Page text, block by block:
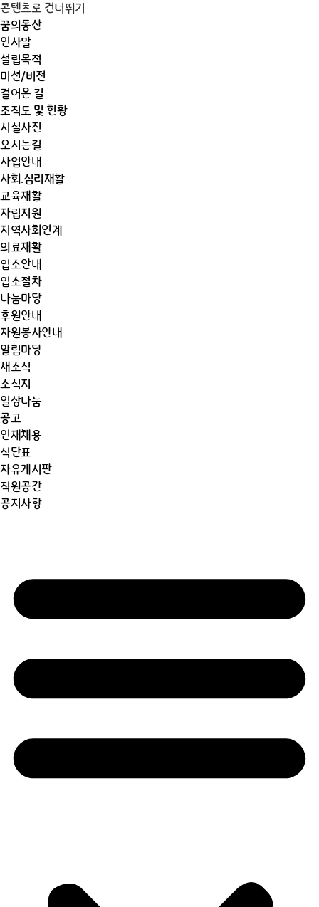
콘텐츠로 건너뛰기
꿈의동산
인사말
설립목적
미션/비전
걸어온 길
조직도 및 현황
시설사진
오시는길
사업안내
사회.심리재활
교육재활
자립지원
지역사회연계
의료재활
입소안내
입소절차
나눔마당
후원안내
자원봉사안내
알림마당
새소식
소식지
일상나눔
공고
인재채용
식단표
자유게시판
직원공간
공지사항